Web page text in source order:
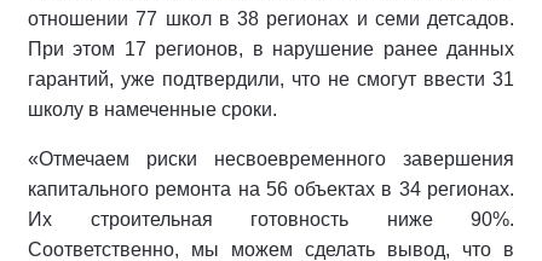
отношении 77 школ в 38 регионах и семи детсадов.
При этом 17 регионов, в нарушение ранее данных
гарантий, уже подтвердили, что не смогут ввести 31
школу в намеченные сроки.
«Отмечаем риски несвоевременного завершения
капитального ремонта на 56 объектах в 34 регионах.
Их строительная готовность ниже 90%.
Соответственно, мы можем сделать вывод, что в